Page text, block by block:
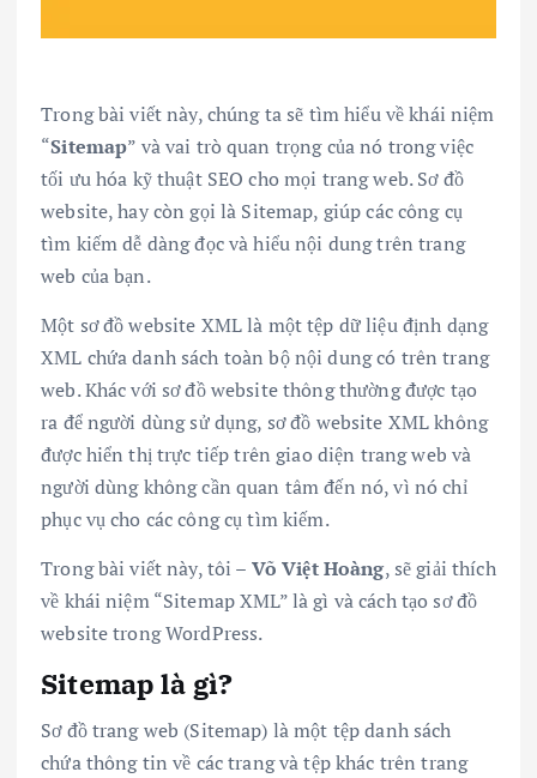
Trong bài viết này, chúng ta sẽ tìm hiểu về khái niệm
“Sitemap” và vai trò quan trọng của nó trong việc
tối ưu hóa kỹ thuật SEO cho mọi trang web. Sơ đồ
website, hay còn gọi là Sitemap, giúp các công cụ
tìm kiếm dễ dàng đọc và hiểu nội dung trên trang
web của bạn.
Một sơ đồ website XML là một tệp dữ liệu định dạng
XML chứa danh sách toàn bộ nội dung có trên trang
web. Khác với sơ đồ website thông thường được tạo
ra để người dùng sử dụng, sơ đồ website XML không
được hiển thị trực tiếp trên giao diện trang web và
người dùng không cần quan tâm đến nó, vì nó chỉ
phục vụ cho các công cụ tìm kiếm.
Trong bài viết này, tôi – Võ Việt Hoàng, sẽ giải thích
về khái niệm “Sitemap XML” là gì và cách tạo sơ đồ
website trong WordPress.
Sitemap là gì?
Sơ đồ trang web (Sitemap) là một tệp danh sách
chứa thông tin về các trang và tệp khác trên trang